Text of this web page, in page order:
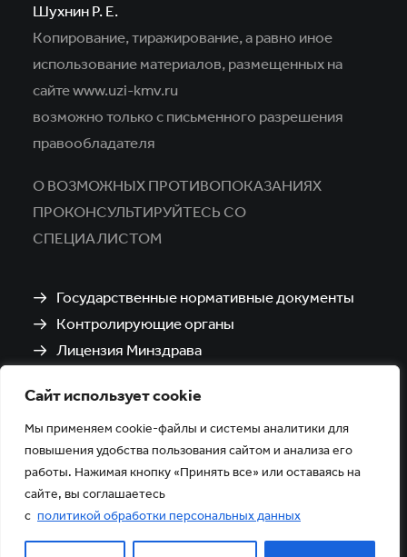
Сайт использует cookie
Мы применяем cookie-файлы и системы аналитики для
повышения удобства пользования сайтом и анализа его
работы. Нажимая кнопку «Принять все» или оставаясь на
сайте, вы соглашаетесь
с политикой обработки персональных данных
Шухнин Р. Е.
Копирование, тиражирование, а равно иное
использование материалов,размещенных на
сайте www.uzi-kmv.ru
возможно только с письменного разрешения
правообладателя
О ВОЗМОЖНЫХ ПРОТИВОПОКАЗАНИЯХ
ПРОКОНСУЛЬТИРУЙТЕСЬ СО
СПЕЦИАЛИСТОМ
Государственные нормативные документы
Контролирующие органы
Лицензия Минздрава
Политика обработки и защиты персональных
данных